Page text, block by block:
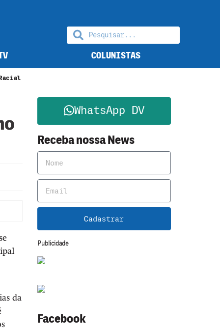
COLUNISTAS
da
WhatsApp DV
Receba nossa News
Cadastrar
Publicidade
Facebook